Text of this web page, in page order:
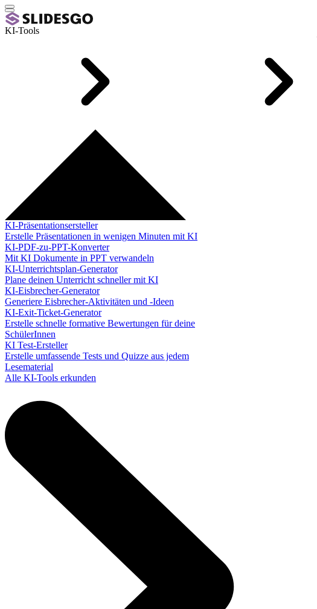
KI-Tools
KI-Präsentationsersteller
Erstelle Präsentationen in wenigen Minuten mit KI
KI-PDF-zu-PPT-Konverter
Mit KI Dokumente in PPT verwandeln
KI-Unterrichtsplan-Generator
Plane deinen Unterricht schneller mit KI
KI-Eisbrecher-Generator
Generiere Eisbrecher-Aktivitäten und -Ideen
KI-Exit-Ticket-Generator
Erstelle schnelle formative Bewertungen für deine
SchülerInnen
KI Test-Ersteller
Erstelle umfassende Tests und Quizze aus jedem
Lesematerial
Alle KI-Tools erkunden